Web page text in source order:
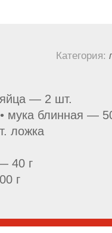
Категория:
— 2 шт.
мука блинная —
ложка
40 г
г